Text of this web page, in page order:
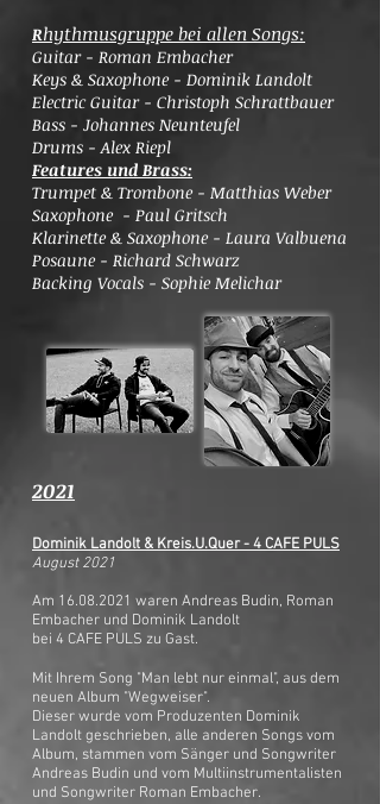
Rhythmusgruppe bei allen Songs:
Guitar - Roman Embacher
Keys & Saxophone - Dominik Landolt
Electric Guitar - Christoph Schrattbauer
Bass - Johannes Neunteufel
Drums - Alex Riepl
Features und Brass:
Trumpet & Trombone - Matthias Weber
Saxophone - Paul Gritsch
Klarinette & Saxophone - Laura Valbuena
Posaune - Richard Schwarz
Backing Vocals - Sophie Melichar
2021
Dominik Landolt & Kreis.U.Quer - 4 CAFE PULS
August 2021
Am 16.08.2021 waren Andreas Budin, Roman
Embacher und Dominik Landolt
bei 4 CAFE PULS zu Gast.
Mit Ihrem Song "Man lebt nur einmal", aus dem
neuen Album "Wegweiser".
Dieser wurde vom Produzenten Dominik
Landolt geschrieben, alle anderen Songs vom
Album, stammen vom Sänger und Songwriter
Andreas Budin und vom Multiinstrumentalisten
und Songwriter Roman Embacher.